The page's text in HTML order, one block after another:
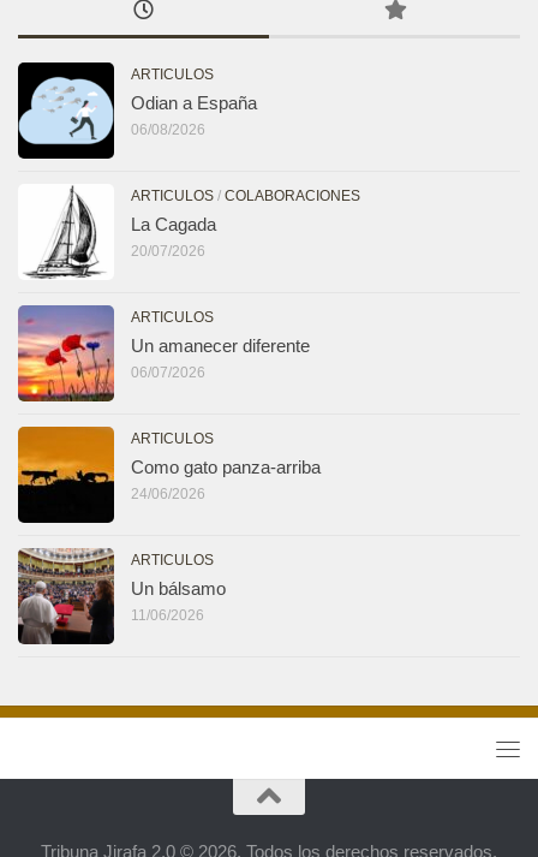
ARTICULOS
Odian a España
06/08/2026
ARTICULOS / COLABORACIONES
La Cagada
20/07/2026
ARTICULOS
Un amanecer diferente
06/07/2026
ARTICULOS
Como gato panza-arriba
24/06/2026
ARTICULOS
Un bálsamo
11/06/2026
Tribuna Jirafa 2.0 © 2026. Todos los derechos reservados.